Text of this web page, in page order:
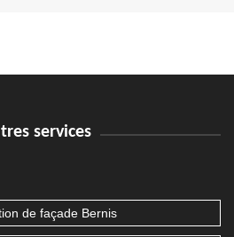
services
de façade Bernis